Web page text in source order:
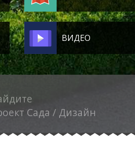
ВИДЕО
Сада / Дизайн